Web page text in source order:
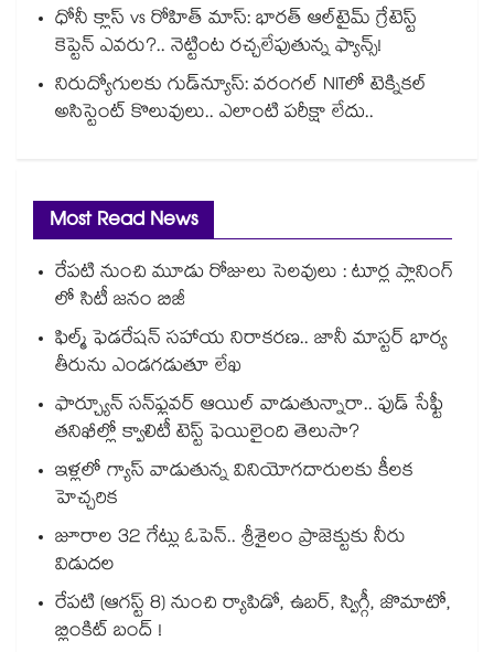
ధోనీ క్లాస్ vs రోహిత్ మాస్: భారత్ ఆల్‌టైమ్ గ్రేటెస్ట్
కెప్టెన్ ఎవరు?.. నెట్టింట రచ్చలేపుతున్న ఫ్యాన్స్!
నిరుద్యోగులకు గుడ్‌న్యూస్: వరంగల్ NITలో టెక్నికల్
అసిస్టెంట్ కొలువులు.. ఎలాంటి పరీక్షా లేదు..
Most Read News
రేపటి నుంచి మూడు రోజులు సెలవులు : టూర్ల ప్లానింగ్
లో సిటీ జనం బిజీ
ఫిల్మ్ ఫెడరేషన్ సహాయ నిరాకరణ.. జానీ మాస్టర్ భార్య
తీరును ఎండగడుతూ లేఖ
ఫార్చ్యూన్ సన్‌ఫ్లవర్ ఆయిల్ వాడుతున్నారా.. ఫుడ్ సేఫ్టీ
తనిఖీల్లో క్వాలిటీ టెస్ట్ ఫెయిలైంది తెలుసా?
ఇళ్లలో గ్యాస్ వాడుతున్న వినియోగదారులకు కీలక
హెచ్చరిక
జూరాల 32 గేట్లు ఓపెన్.. శ్రీశైలం ప్రాజెక్టుకు నీరు
విడుదల
రేపటి (ఆగస్ట్ 8) నుంచి ర్యాపిడో, ఉబర్, స్విగ్గీ, జొమాటో,
బ్లింకిట్ బంద్ !